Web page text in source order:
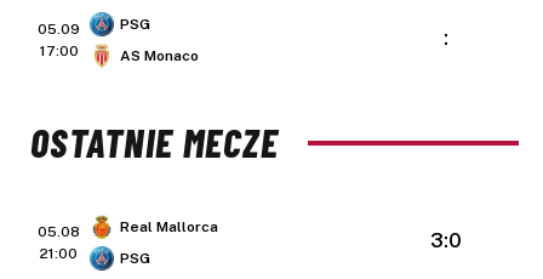
05.09
17:00
PSG
AS Monaco
:
OSTATNIE MECZE
05.08
21:00
Real Mallorca
PSG
3:0